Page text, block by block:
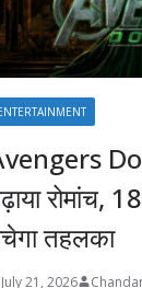
रोमांच,
तहलका
July 21, 2026